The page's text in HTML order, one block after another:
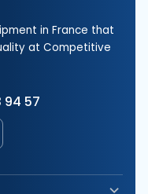
in France that
at Competitive
94 57